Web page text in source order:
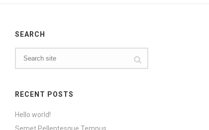
SEARCH
RECENT POSTS
Hello world!